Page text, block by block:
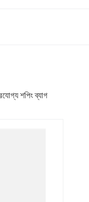
শপিং ব্যাগ